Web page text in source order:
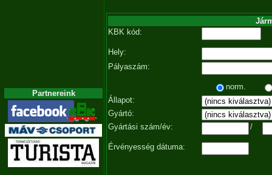
Partnereink
KBK kód:
Hely:
Pályaszám:
norm.
Állapot:
Gyártó:
Gyártási szám/év:
/
Érvényesség dátuma: